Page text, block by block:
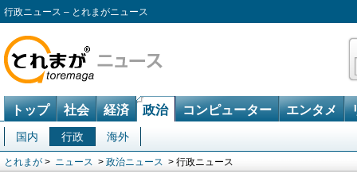
行政ニュース – とれまがニュース
トップ 社会 経済 政治 コンピューター エンタメ
国内 行政 海外
とれまが > ニュース > 政治ニュース > 行政ニュース